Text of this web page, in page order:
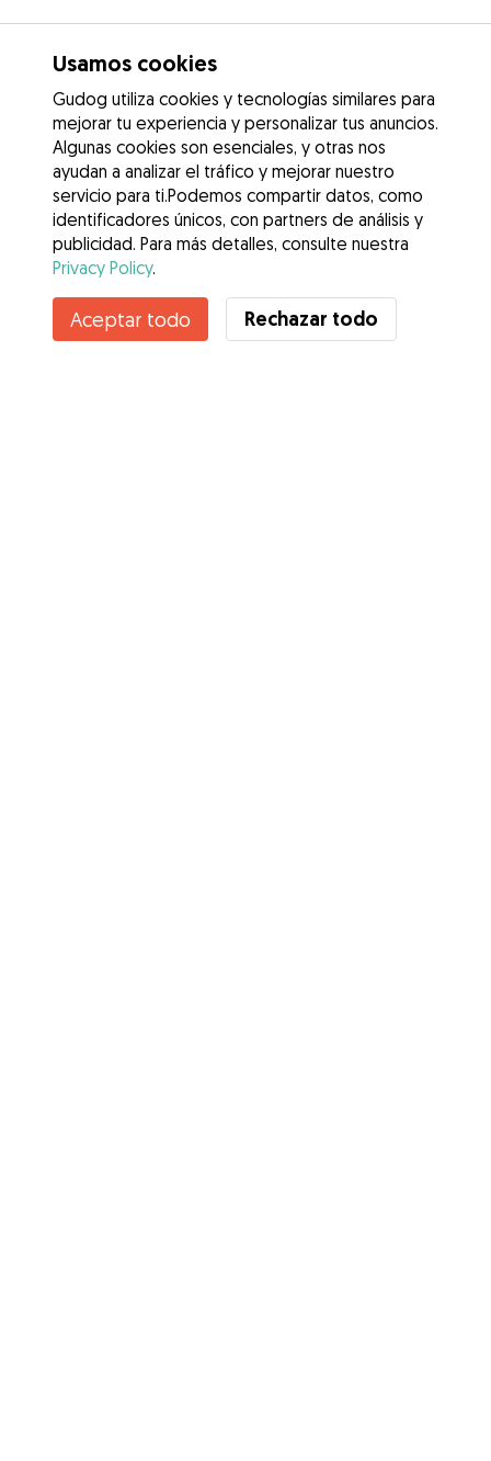
¿Conoces los Beneficios de Gudog? Ver más
Usamos cookies
Gudog utiliza cookies y tecnologías similares para
mejorar tu experiencia y personalizar tus anuncios.
Algunas cookies son esenciales, y otras nos
ayudan a analizar el tráfico y mejorar nuestro
servicio para ti.Podemos compartir datos, como
identificadores únicos, con partners de análisis y
publicidad. Para más detalles, consulte nuestra
Privacy Policy.
Aceptar todo Rechazar todo